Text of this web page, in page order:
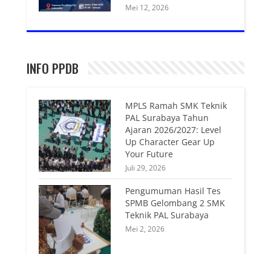
Mei 12, 2026
INFO PPDB
MPLS Ramah SMK Teknik
PAL Surabaya Tahun
Ajaran 2026/2027: Level
Up Character Gear Up
Your Future
Juli 29, 2026
Pengumuman Hasil Tes
SPMB Gelombang 2 SMK
Teknik PAL Surabaya
Mei 2, 2026